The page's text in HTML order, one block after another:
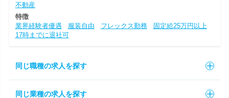
不動産
特徴
業界経験者優遇
服装自由 フレックス勤務
固定給25万円以上
17時までに退社可
同じ職種の求人を探す
同じ業種の求人を探す